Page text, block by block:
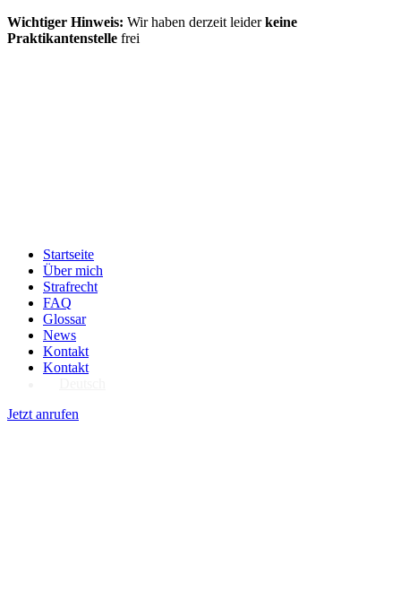
Wichtiger Hinweis: Wir haben derzeit leiderkeine
Praktikantenstelle frei
Startseite
Über mich
Strafrecht
FAQ
Glossar
News
Kontakt
Kontakt
Jetzt anrufen